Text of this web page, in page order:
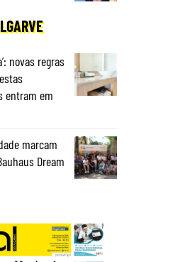
novas regras
entram em
marcam
Dream